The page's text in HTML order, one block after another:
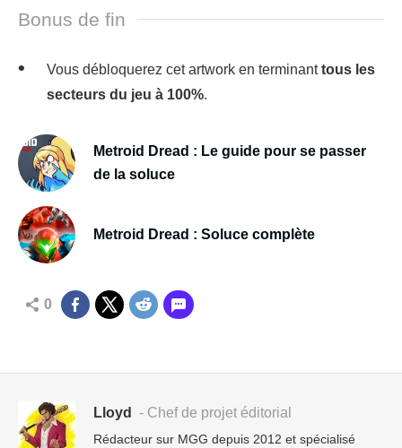
Bonus de fin
Vous débloquerez cet artwork en terminanttous les
secteurs du jeu à 100%.
Metroid Dread : Le guide pour se passer
de la soluce
Metroid Dread : Soluce complète
0
Lloyd - Chef de projet éditorial
Rédacteur sur MGG depuis 2012 et spécialisé